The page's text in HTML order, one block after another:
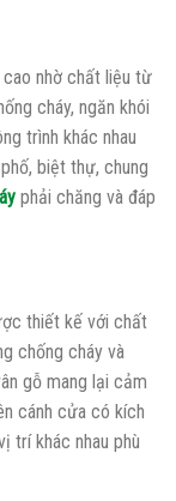
nhờ chất liệu từ
cháy, ngăn khói
trình khác nhau
biệt thự, chung
phải chăng và đáp
thiết kế với chất
chống cháy và
gỗ mang lại cảm
cánh cửa có kích
trí khác nhau phù